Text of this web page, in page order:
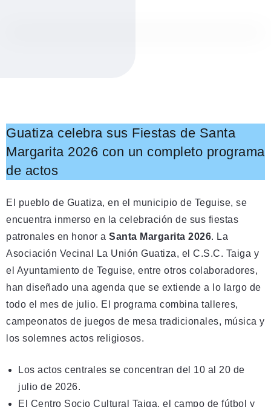
Guatiza celebra sus Fiestas de Santa
Margarita 2026 con un completo programa
de actos
El pueblo de Guatiza, en el municipio de Teguise, se
encuentra inmerso en la celebración de sus fiestas
patronales en honor a Santa Margarita 2026. La
Asociación Vecinal La Unión Guatiza, el C.S.C. Taiga y
el Ayuntamiento de Teguise, entre otros colaboradores,
han diseñado una agenda que se extiende a lo largo de
todo el mes de julio. El programa combina talleres,
campeonatos de juegos de mesa tradicionales, música y
los solemnes actos religiosos.
Los actos centrales se concentran del 10 al 20 de
julio de 2026.
El Centro Socio Cultural Taiga, el campo de fútbol y